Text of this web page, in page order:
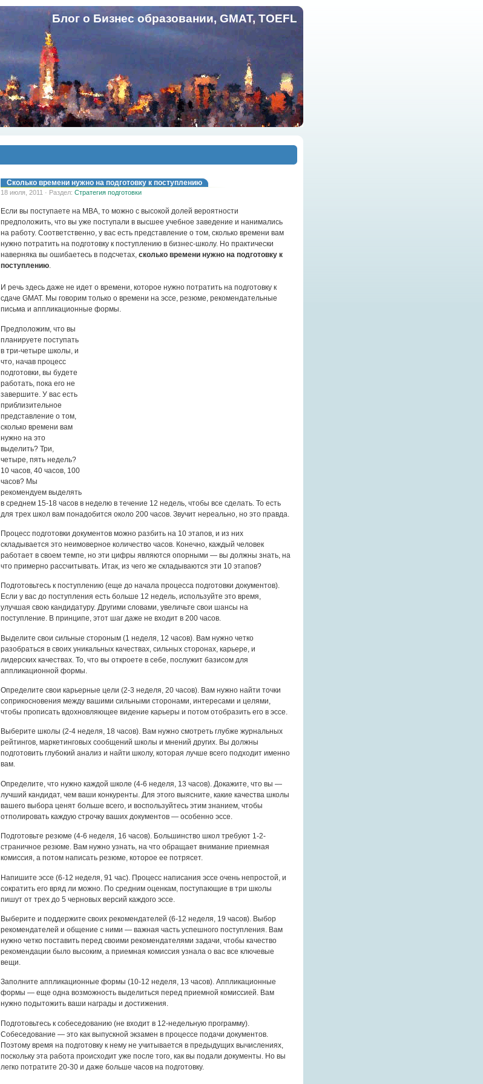
Блог о Бизнес образовании, GMAT, TOEFL
Сколько времени нужно на подготовку к поступлению
18 июля, 2011 · Раздел: Стратегия подготовки
Если вы поступаете на MBA, то можно с высокой долей вероятности
предположить, что вы уже поступали в высшее учебное заведение и нанимались
на работу. Соответственно, у вас есть представление о том, сколько времени вам
нужно потратить на подготовку к поступлению в бизнес-школу. Но практически
наверняка вы ошибаетесь в подсчетах, сколько времени нужно на подготовку к
поступлению.
И речь здесь даже не идет о времени, которое нужно потратить на подготовку к
сдаче GMAT. Мы говорим только о времени на эссе, резюме, рекомендательные
письма и аппликационные формы.
Предположим, что вы
планируете поступать
в три-четыре школы, и
что, начав процесс
подготовки, вы будете
работать, пока его не
завершите. У вас есть
приблизительное
представление о том,
сколько времени вам
нужно на это
выделить? Три,
четыре, пять недель?
10 часов, 40 часов, 100
часов? Мы
рекомендуем выделять
в среднем 15-18 часов в неделю в течение 12 недель, чтобы все сделать. То есть
для трех школ вам понадобится около 200 часов. Звучит нереально, но это правда.
Процесс подготовки документов можно разбить на 10 этапов, и из них
складывается это неимоверное количество часов. Конечно, каждый человек
работает в своем темпе, но эти цифры являются опорными — вы должны знать, на
что примерно рассчитывать. Итак, из чего же складываются эти 10 этапов?
Подготовьтесь к поступлению (еще до начала процесса подготовки документов).
Если у вас до поступления есть больше 12 недель, используйте это время,
улучшая свою кандидатуру. Другими словами, увеличьте свои шансы на
поступление. В принципе, этот шаг даже не входит в 200 часов.
Выделите свои сильные стороным (1 неделя, 12 часов). Вам нужно четко
разобраться в своих уникальных качествах, сильных сторонах, карьере, и
лидерских качествах. То, что вы откроете в себе, послужит базисом для
аппликационной формы.
Определите свои карьерные цели (2-3 неделя, 20 часов). Вам нужно найти точки
соприкосновения между вашими сильными сторонами, интересами и целями,
чтобы прописать вдохновляющее видение карьеры и потом отобразить его в эссе.
Выберите школы (2-4 неделя, 18 часов). Вам нужно смотреть глубже журнальных
рейтингов, маркетинговых сообщений школы и мнений других. Вы должны
подготовить глубокий анализ и найти школу, которая лучше всего подходит именно
вам.
Определите, что нужно каждой школе (4-6 неделя, 13 часов). Докажите, что вы —
лучший кандидат, чем ваши конкуренты. Для этого выясните, какие качества школы
вашего выбора ценят больше всего, и воспользуйтесь этим знанием, чтобы
отполировать каждую строчку ваших документов — особенно эссе.
Подготовьте резюме (4-6 неделя, 16 часов). Большинство школ требуют 1-2-
страничное резюме. Вам нужно узнать, на что обращает внимание приемная
комиссия, а потом написать резюме, которое ее потрясет.
Напишите эссе (6-12 неделя, 91 час). Процесс написания эссе очень непростой, и
сократить его вряд ли можно. По средним оценкам, поступающие в три школы
пишут от трех до 5 черновых версий каждого эссе.
Выберите и поддержите своих рекомендателей (6-12 неделя, 19 часов). Выбор
рекомендателей и общение с ними — важная часть успешного поступления. Вам
нужно четко поставить перед своими рекомендателями задачи, чтобы качество
рекомендации было высоким, а приемная комиссия узнала о вас все ключевые
вещи.
Заполните аппликационные формы (10-12 неделя, 13 часов). Аппликационные
формы — еще одна возможность выделиться перед приемной комиссией. Вам
нужно подытожить ваши награды и достижения.
Подготовьтесь к собеседованию (не входит в 12-недельную программу).
Собеседование — это как выпускной экзамен в процессе подачи документов.
Поэтому время на подготовку к нему не учитывается в предыдущих вычислениях,
поскольку эта работа происходит уже после того, как вы подали документы. Но вы
легко потратите 20-30 и даже больше часов на подготовку.